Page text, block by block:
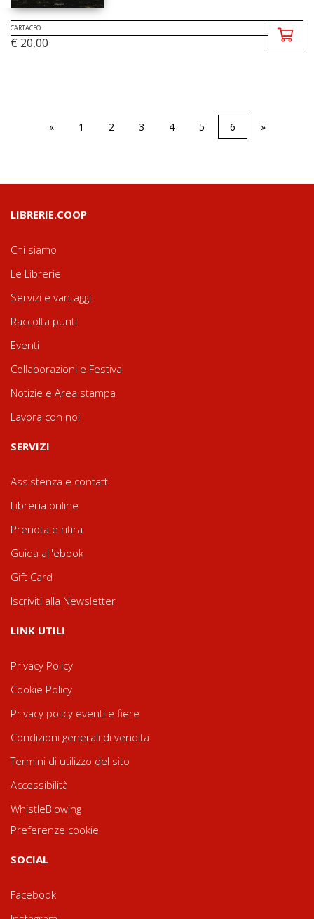
CARTACEO
€ 20,00
« 1 2 3 4 5 6 »
LIBRERIE.COOP
Chi siamo
Le Librerie
Servizi e vantaggi
Raccolta punti
Eventi
Collaborazioni e Festival
Notizie e Area stampa
Lavora con noi
SERVIZI
Assistenza e contatti
Libreria online
Prenota e ritira
Guida all'ebook
Gift Card
Iscriviti alla Newsletter
LINK UTILI
Privacy Policy
Cookie Policy
Privacy policy eventi e fiere
Condizioni generali di vendita
Termini di utilizzo del sito
Accessibilità
WhistleBlowing
Preferenze cookie
SOCIAL
Facebook